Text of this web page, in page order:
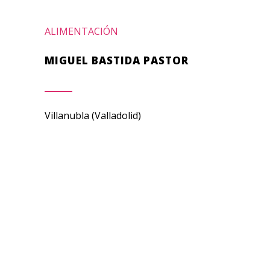
ALIMENTACIÓN
MIGUEL BASTIDA PASTOR
Villanubla (Valladolid)